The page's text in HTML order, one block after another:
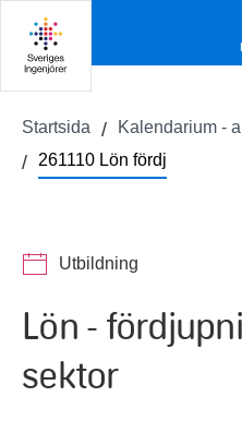
Startsida
Kalendarium -
261110 Lön fördj
Utbildning
Lön -
sektor